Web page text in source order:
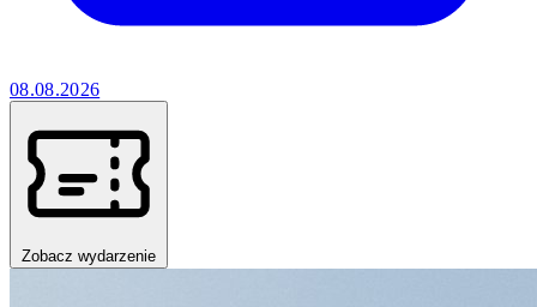
08.08.2026
Zobacz wydarzenie